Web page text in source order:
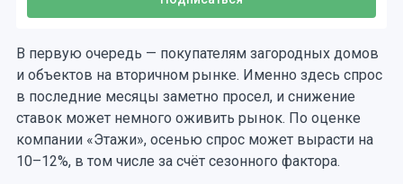
В первую очередь — покупателям загородных домов
и объектов на вторичном рынке. Именно здесь спрос
в последние месяцы заметно просел, и снижение
ставок может немного оживить рынок. По оценке
компании «Этажи», осенью спрос может вырасти на
10–12%, в том числе за счёт сезонного фактора.